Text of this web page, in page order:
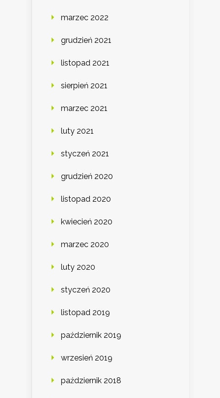
marzec 2022
grudzień 2021
listopad 2021
sierpień 2021
marzec 2021
luty 2021
styczeń 2021
grudzień 2020
listopad 2020
kwiecień 2020
marzec 2020
luty 2020
styczeń 2020
listopad 2019
październik 2019
wrzesień 2019
październik 2018